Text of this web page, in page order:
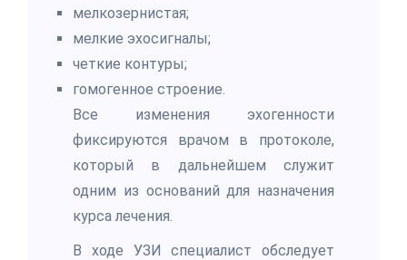
мелкозернистая;
мелкие эхосигналы;
четкие контуры;
гомогенное строение.
Все изменения эхогенности
фиксируются врачом в протоколе,
который в дальнейшем служит
одним из оснований для назначения
курса лечения.
В ходе УЗИ специалист обследует